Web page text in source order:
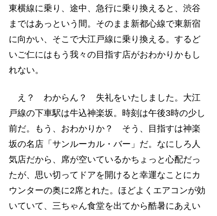
東横線に乗り、途中、急行に乗り換えると、渋谷
まではあっという間。そのまま新都心線で東新宿
に向かい、そこで大江戸線に乗り換える。するど
いご仁にはもう我々の目指す店がおわかりかもし
れない。
え？ わからん？ 失礼をいたしました。大江
戸線の下車駅は牛込神楽坂。時刻は午後3時の少し
前だ。もう、おわかりか？ そう、目指すは神楽
坂の名店「サンルーカル・バー」だ。なにしろ人
気店だから、席が空いているかちょっと心配だっ
たが、思い切ってドアを開けると幸運なことにカ
ウンターの奥に2席とれた。ほどよくエアコンが効
いていて、三ちゃん食堂を出てから酷暑にあえい